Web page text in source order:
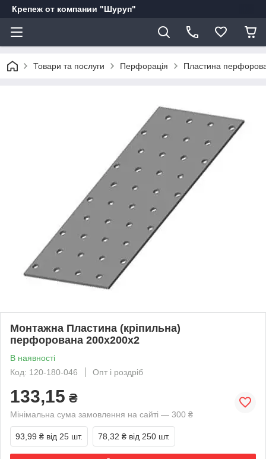
Крепеж от компании "Шуруп"
Товари та послуги Перфорація Пластина
Монтажна Пластина (кріпильна)
перфорована 200х200х2
В наявності
Код: 120-180-046
Опт і роздріб
133,15 ₴
Мінімальна сума замовлення на сайті — 300 ₴
93,99 ₴ від 25 шт. 78,32 ₴ від 250 шт.